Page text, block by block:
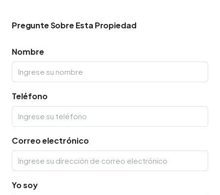
Pregunte Sobre Esta Propiedad
Nombre
Teléfono
Correo electrónico
Yo soy